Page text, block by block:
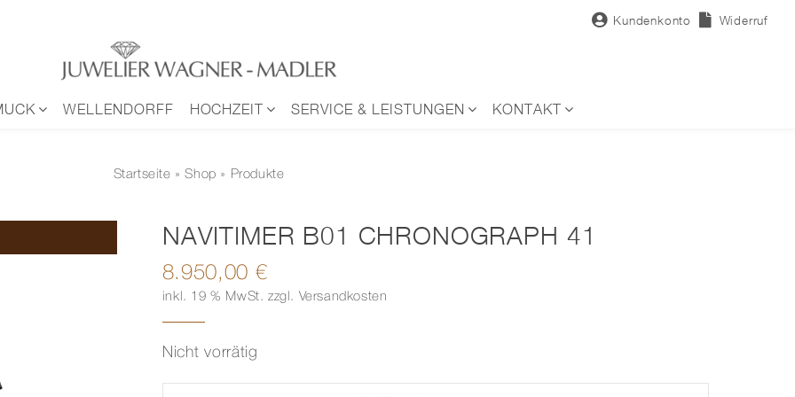
Kundenkonto Widerruf
WELLENDORFF HOCHZEIT SERVICE & LEISTUNGEN KONTAKT
Startseite »Shop » Produkte
NAVITIMER B01 CHRONOGRAPH 41
8.950,00 €
inkl. 19 % MwSt. zzgl. Versandkosten
Nicht vorrätig